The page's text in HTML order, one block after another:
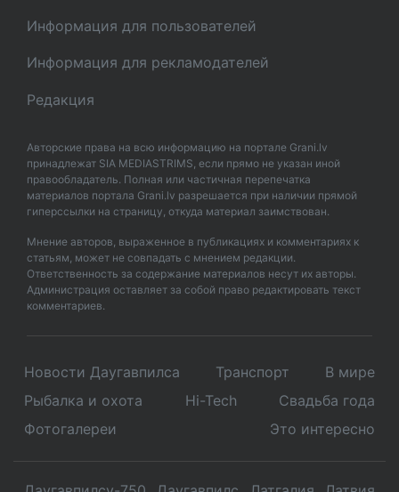
Информация для пользователей
Информация для рекламодателей
Редакция
Авторские права на всю информацию на портале Grani.lv
принадлежат SIA MEDIASTRIMS, если прямо не указан иной
правообладатель. Полная или частичная перепечатка
материалов портала Grani.lv разрешается при наличии прямой
гиперссылки на страницу, откуда материал заимствован.
Мнение авторов, выраженное в публикациях и комментариях к
статьям, может не совпадать с мнением редакции.
Ответственность за содержание материалов несут их авторы.
Администрация оставляет за собой право редактировать текст
комментариев.
Новости Даугавпилса Транспорт
В мире
Рыбалка и охота
Hi-Tech
Свадьбa года
Фотогалереи
Это интересно